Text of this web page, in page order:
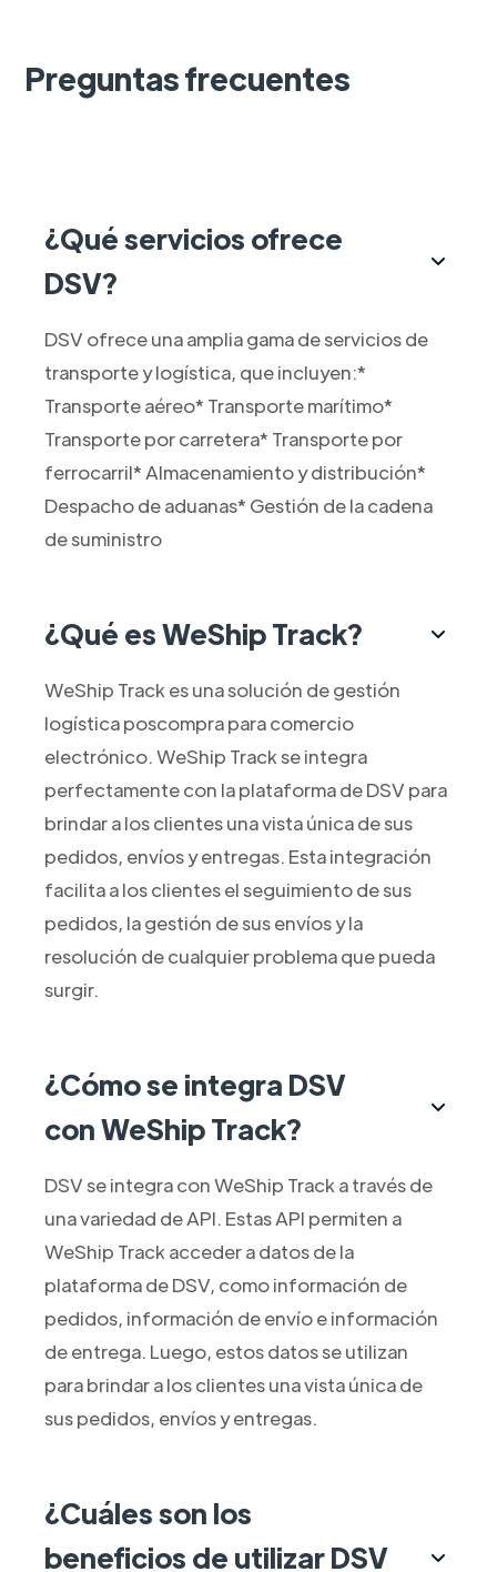
Preguntas frecuentes
¿Qué servicios ofrece
DSV?
DSV ofrece una amplia gama de servicios de
transporte y logística, que incluyen:*
Transporte aéreo* Transporte marítimo*
Transporte por carretera* Transporte por
ferrocarril* Almacenamiento y distribución*
Despacho de aduanas* Gestión de la cadena
de suministro
¿Qué es WeShip Track?
WeShip Track es una solución de gestión
logística poscompra para comercio
electrónico. WeShip Track se integra
perfectamente con la plataforma de DSV para
brindar a los clientes una vista única de sus
pedidos, envíos y entregas. Esta integración
facilita a los clientes el seguimiento de sus
pedidos, la gestión de sus envíos y la
resolución de cualquier problema que pueda
surgir.
¿Cómo se integra DSV
con WeShip Track?
DSV se integra con WeShip Track a través de
una variedad de API. Estas API permiten a
WeShip Track acceder a datos de la
plataforma de DSV, como información de
pedidos, información de envío e información
de entrega. Luego, estos datos se utilizan
para brindar a los clientes una vista única de
sus pedidos, envíos y entregas.
¿Cuáles son los
beneficios de utilizar DSV